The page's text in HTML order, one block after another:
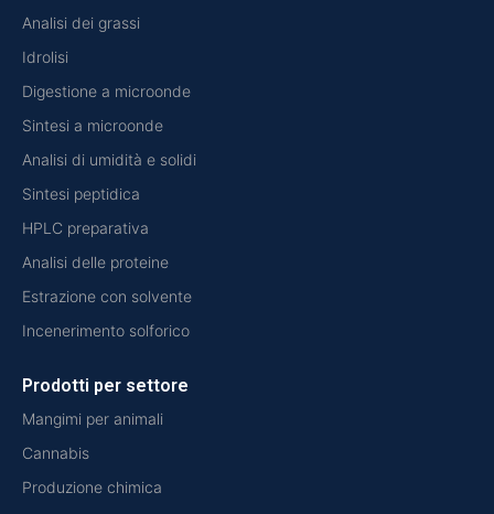
Analisi dei grassi
Idrolisi
Digestione a microonde
Sintesi a microonde
Analisi di umidità e solidi
Sintesi peptidica
HPLC preparativa
Analisi delle proteine
Estrazione con solvente
Incenerimento solforico
Prodotti per settore
Mangimi per animali
Cannabis
Produzione chimica